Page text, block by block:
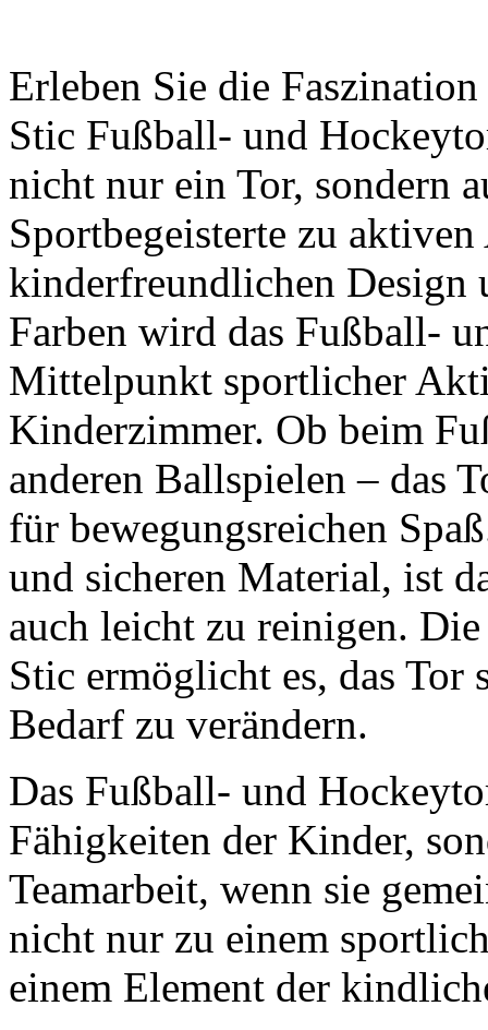
Erleben Sie die
Stic Fußball- und
nicht nur ein Tor, sondern
Sportbegeisterte zu
kinderfreundlichen Design
Farben wird das Fußball-
Mittelpunkt sportlicher
Kinderzimmer. Ob beim
anderen Ballspielen – das
für bewegungsreichen
und sicheren Material, ist
auch leicht zu reinigen.
Stic ermöglicht es, das Tor
Bedarf zu verändern.
Das Fußball- und
Fähigkeiten der Kinder,
Teamarbeit, wenn sie
nicht nur zu einem
einem Element der